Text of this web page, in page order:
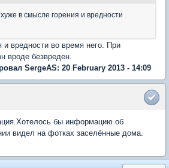
в смысле горения и вредности
и вредности во время него. При
вроде безвреден.
SergeAS: 20 February 2013 - 14:09
бы информацию об
видел на фотках заселённые дома.